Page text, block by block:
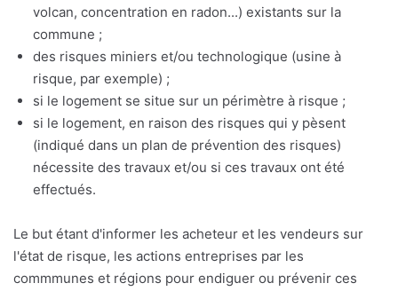
volcan, concentration en radon...) existants sur la
commune ;
des risques miniers et/ou technologique (usine à
risque, par exemple) ;
si le logement se situe sur un périmètre à risque ;
si le logement, en raison des risques qui y pèsent
(indiqué dans un plan de prévention des risques)
nécessite des travaux et/ou si ces travaux ont été
effectués.
Le but étant d'informer les acheteur et les vendeurs sur
l'état de risque, les actions entreprises par les
commmunes et régions pour endiguer ou prévenir ces